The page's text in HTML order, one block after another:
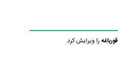
قورباغهرا ویرایش کرد.